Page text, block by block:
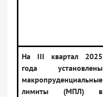
На III квартал 2025
года установлены
макропруденциальные
лимиты (МПЛ) в